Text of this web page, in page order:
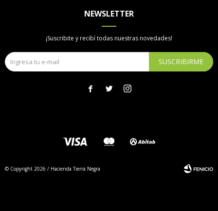
NEWSLETTER
¡Suscribite y recibí todas nuestras novedades!
SUSCRIBIRME
  
© Copyright 2026 / Hacienda Tierra Negra